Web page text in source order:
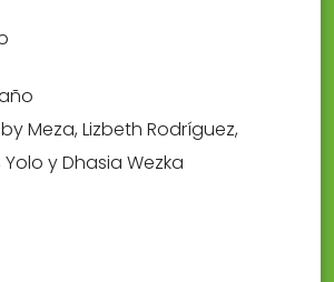
Meza, Lizbeth Rodríguez,
y Dhasia Wezka